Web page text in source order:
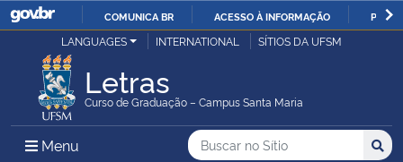
IR
COMUNICA BR ACESSO À INFORMAÇÃO
Ministério da Justiça e Segurança Pública
Ministério da Defesa
LANGUAGES INTERNATIONAL SÍTIOS DA UFSM
Letras
Curso de Graduação – Campus Santa Maria
Menu Menu Principal do Sítio
Busca
Buscar no no Sítio
Busca: